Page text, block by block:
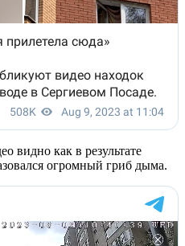
видно как в результате
огромный гриб дыма.